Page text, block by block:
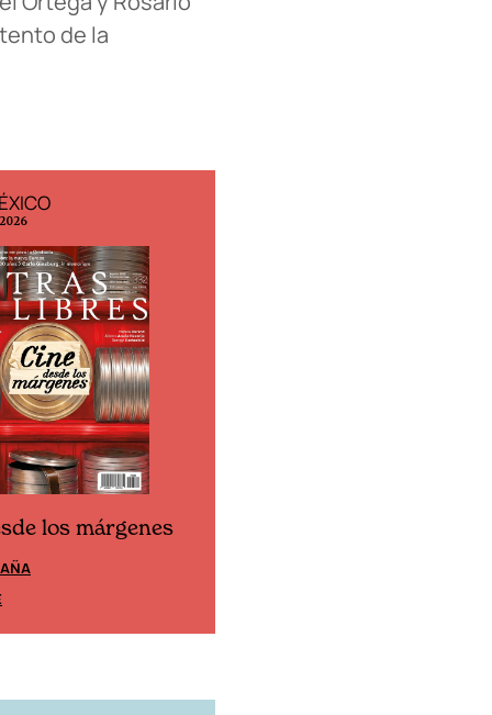
de la
los márgenes